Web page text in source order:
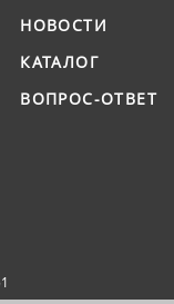
НОВОСТИ
КАТАЛОГ
ВОПРОС-ОТВЕТ